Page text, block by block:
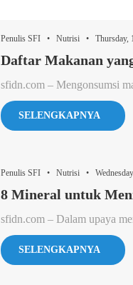
Penulis SFI • Nutrisi • Thursday,
Daftar Makanan
sfidn.com – Mengonsumsi
SELENGKAPNYA
Penulis SFI • Nutrisi •
8 Mineral untuk
sfidn.com – Dalam upaya
SELENGKAPNYA